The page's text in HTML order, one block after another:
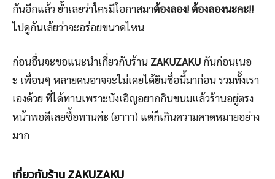
กันอีกแล้ว ย้ำเลยว่าใครมีโอกาสมาต้องลอง! ต้องลองนะคะ!!
ไปดูกันเล้ยว่าจะอร่อยขนาดไหน
ก่อนอื่นจะขอแนะนำเกี่ยวกับร้าน ZAKUZAKU กันก่อนเนอ
ะ เพื่อนๆ หลายคนอาจจะไม่เคยได้ยินชื่อนี้มาก่อน รวมทั้งเรา
เองด้วย ที่ได้ทานเพราะบังเอิญอยากกินขนมแล้วร้านอยู่ตรง
หน้าพอดีเลยซื้อทานค่ะ (ฮาาา) แต่ก็เกินความคาดหมายอย่าง
มาก
เกี่ยวกับร้าน ZAKUZAKU